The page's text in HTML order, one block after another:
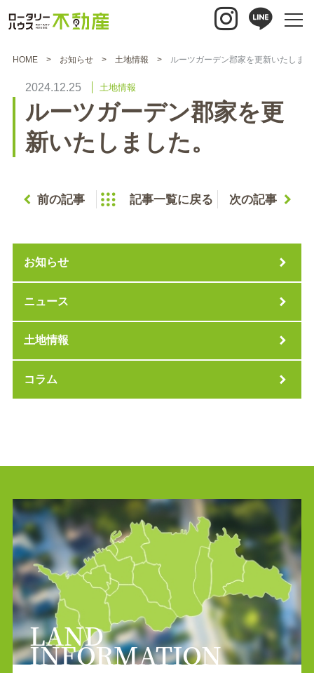
HOME お知らせ 土地情報 ルーツガーデン郡家を更新いたしま
2024.12.25 土地情報
ルーツガーデン郡家を更
新いたしました。
前の記事 記事一覧に戻る 次の記事
お知らせ
ニュース
土地情報
コラム
LAND
INFORMATION